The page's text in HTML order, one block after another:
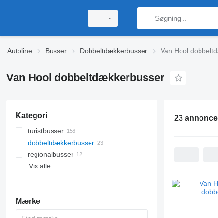
Autoline Busser Dobbeltdækkerbusser Van Hool
Van Hool dobbeltdækkerbusser
Kategori
turistbusser
dobbeltdækkerbusser
regionalbusser
Vis alle
Mærke
23